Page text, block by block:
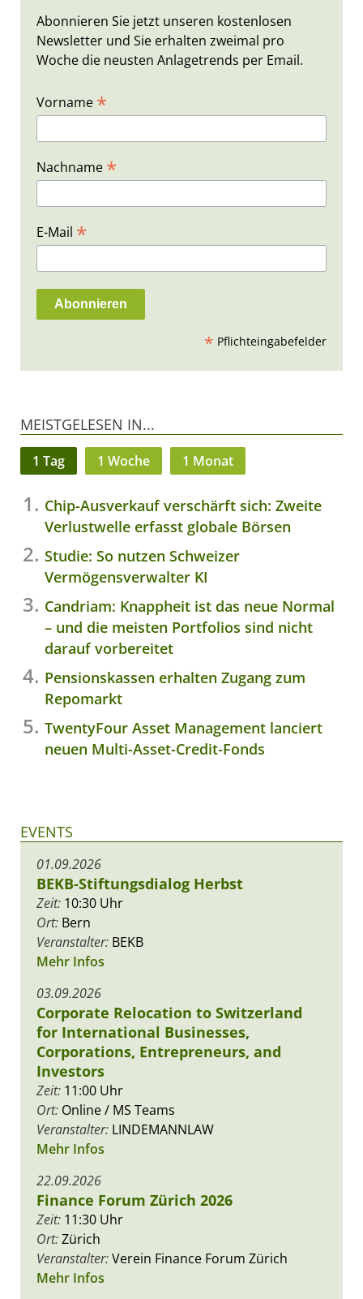
Abonnieren Sie jetzt unseren kostenlosen
Newsletter und Sie erhalten zweimal pro
Woche die neusten Anlagetrends per Email.
Vorname *
Nachname *
E-Mail *
* Pflichteingabefelder
MEISTGELESEN IN...
1 Tag 1 Woche 1 Monat
Chip-Ausverkauf verschärft sich: Zweite
Verlustwelle erfasst globale Börsen
Studie: So nutzen Schweizer
Vermögensverwalter KI
Candriam: Knappheit ist das neue Normal
– und die meisten Portfolios sind nicht
darauf vorbereitet
Pensionskassen erhalten Zugang zum
Repomarkt
TwentyFour Asset Management lanciert
neuen Multi-Asset-Credit-Fonds
EVENTS
01.09.2026
BEKB-Stiftungsdialog Herbst
Zeit: 10:30 Uhr
Ort: Bern
Veranstalter: BEKB
Mehr Infos
03.09.2026
Corporate Relocation to Switzerland
for International Businesses,
Corporations, Entrepreneurs, and
Investors
Zeit: 11:00 Uhr
Ort: Online / MS Teams
Veranstalter: LINDEMANNLAW
Mehr Infos
22.09.2026
Finance Forum Zürich 2026
Zeit: 11:30 Uhr
Ort:Zürich
Veranstalter:Verein Finance Forum Zürich
Mehr Infos